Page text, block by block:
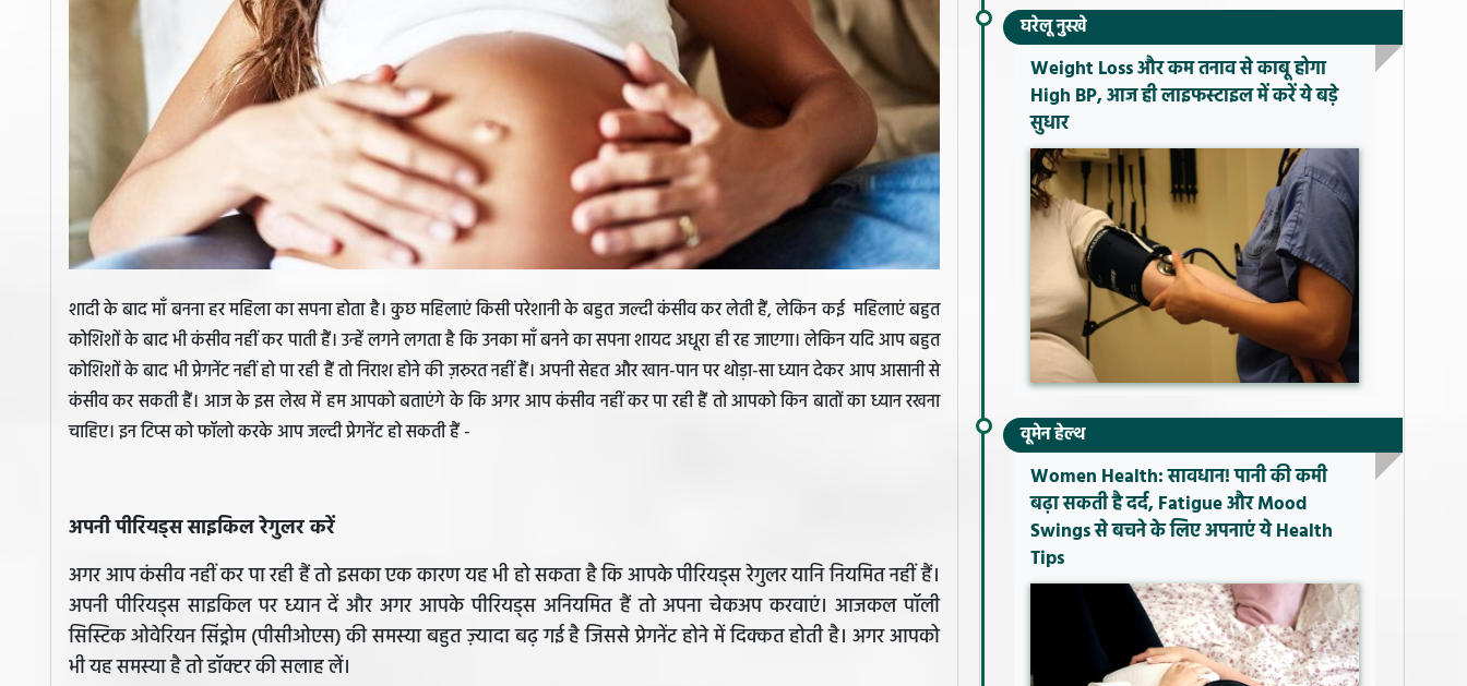
शादी के बाद माँ बनना हर महिला का सपना होता है। कुछ महिलाएं किसी परेशानी के बहुत जल्दी कंसीव कर लेती हैं, लेकिन कई महिलाएं बहुत
कोशिशों के बाद भी कंसीव नहीं कर पाती हैं। उन्हें लगने लगता है कि उनका माँ बनने का सपना शायद अधूरा ही रह जाएगा। लेकिन यदि आप बहुत
कोशिशों के बाद भी प्रेगनेंट नहीं हो पा रही हैं तो निराश होने की ज़रुरत नहीं हैं। अपनी सेहत और खान-पान पर थोड़ा-सा ध्यान देकर आप आसानी से
कंसीव कर सकती हैं। आज के इस लेख में हम आपको बताएंगे के कि अगर आप कंसीव नहीं कर पा रही हैं तो आपको किन बातों का ध्यान रखना
चाहिए। इन टिप्स को फॉलो करके आप जल्दी प्रेगनेंट हो सकती हैं -
अपनी पीरियड्स साइकिल रेगुलर करें
अगर आप कंसीव नहीं कर पा रही हैं तो इसका एक कारण यह भी हो सकता है कि आपके पीरियड्स रेगुलर यानि नियमित नहीं हैं।
अपनी पीरियड्स साइकिल पर ध्यान दें और अगर आपके पीरियड्स अनियमित हैं तो अपना चेकअप करवाएं। आजकल पॉली
सिस्टिक ओवेरियन सिंड्रोम (पीसीओएस) की समस्या बहुत ज़्यादा बढ़ गई है जिससे प्रेगनेंट होने में दिक्कत होती है। अगर आपको
भी यह समस्या है तो डॉक्टर की सलाह लें।
घरेलू नुस्खे
Weight Loss और कम तनाव से काबू होगा
High BP, आज ही लाइफस्टाइल में करें ये बड़े
सुधार
वूमेन हेल्थ
Women Health: सावधान! पानी की कमी
बढ़ा सकती है दर्द, Fatigue और Mood
Swings से बचने के लिए अपनाएं ये Health
Tips